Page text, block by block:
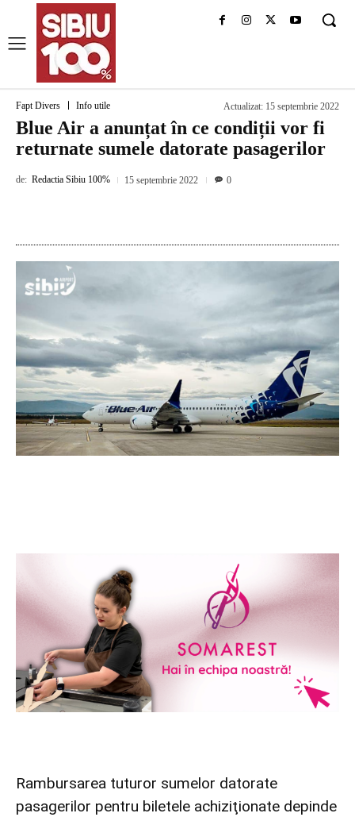
Fapt Divers Info utile Actualizat: 15 septembrie 2022
Blue Air a anunțat în ce condiții vor fi
returnate sumele datorate pasagerilor
de: Redactia Sibiu 100% 15 septembrie 2022 0
Rambursarea tuturor sumelor datorate
pasagerilor pentru biletele achiziţionate depinde